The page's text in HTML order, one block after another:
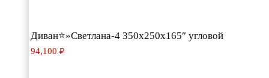
Диван⭐»Светлана-4 350х250х165″ угловой
94,100 ₽